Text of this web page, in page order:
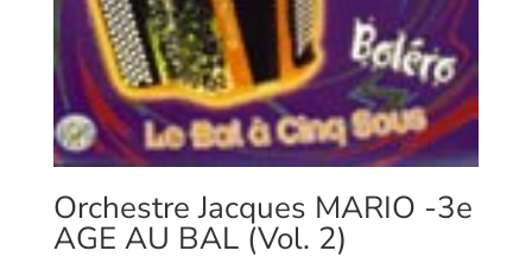
Orchestre Jacques MARIO -3e
AGE AU BAL (Vol. 2)